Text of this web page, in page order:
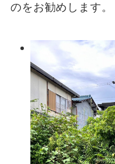
のをお勧めします。